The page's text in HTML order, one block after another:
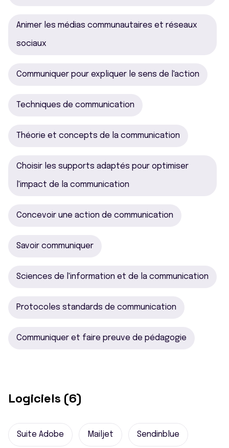
Animer les médias communautaires et réseaux
sociaux
Communiquer pour expliquer le sens de l'action
Techniques de communication
Théorie et concepts de la communication
Choisir les supports adaptés pour optimiser
l'impact de la communication
Concevoir une action de communication
Savoir communiquer
Sciences de l'information et de la communication
Protocoles standards de communication
Communiquer et faire preuve de pédagogie
Logiciels (6)
Suite Adobe Mailjet Sendinblue